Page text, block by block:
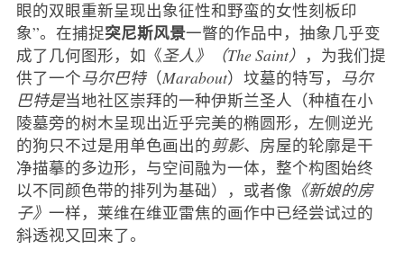
眼的双眼重新呈现出象征性和野蛮的女性刻板印
象”。在捕捉突尼斯风景一瞥的作品中，抽象几乎变
成了几何图形，如《圣人》（The Saint） ，为我们提
供了一个马尔巴特（Marabout）坟墓的特写， 马尔
巴特是当地社区崇拜的一种伊斯兰圣人（种植在小
陵墓旁的树木呈现出近乎完美的椭圆形，左侧逆光
的狗只不过是用单色画出的剪影、房屋的轮廓是干
净描摹的多边形，与空间融为一体，整个构图始终
以不同颜色带的排列为基础），或者像 《新娘的房
子》 一样，莱维在维亚雷焦的画作中已经尝试过的
斜透视又回来了。